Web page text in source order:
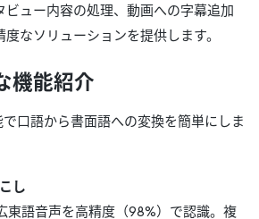
ビュー内容の処理、動画への字幕追加
なソリューションを提供します。
機能紹介
口語から書面語への変換を簡単にしま
し
東語音声を高精度（98%）で認識。複